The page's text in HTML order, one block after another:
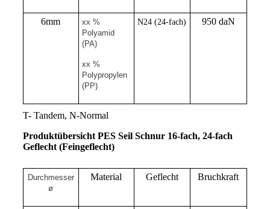
6mm
xx %
Polyamid
(PA)
xx %
Polypropylen
(PP)
N24 (24-fach) 950 daN
T- Tandem, N-Normal
Produktübersicht PES Seil Schnur 16-fach, 24-fach
Geflecht (Feingeflecht)
Durchmesser
ø
Material Geflecht Bruchkraft